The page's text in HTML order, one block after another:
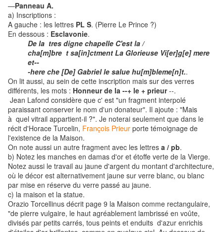
—Panneau A.
a) Inscriptions :
A gauche : les lettres PL S. (Pierre Le Prince ?)
En dessous : Esclavonie.
De la tres digne chapelle C'est la /
cha[m]bre t sa[in]ctment La Glorieuse Vi[er]g[e] mere
et--
-here che [De] Gabriel le salue hu[m]bleme[n]t..
On lit aussi, au sein de cette inscription mais sur des verres
différents, les mots : Honneur de la --+ le + prieur--.
Jean Lafond considère que c' est "un fragment interpolé
paraissant conserver le nom d'un donateur". Il ajoute : "Mais
à quel vitrail appartient-il ?". Je noterai seulement que dans le
récit d'Horace Turcelin, François Prieur porte témoignage de
l'existence de la Maison.
On note aussi un autre fragment avec les lettres a / pb.
b) Notez les manches en damas d'or et étoffe verte de la Vierge.
Notez aussi le travail au jaune d'argent du montant d'architecture,
où le décor est alternativement jaune sur verre blanc, ou blanc
par mise en réserve du verre passé au jaune.
c) la maison et la statue.
Orazio Torcellinus décrit page 9 la Maison comme rectangulaire,
"de pierre vulgaire, le haut agréablement lambrissé en voûte,
divisés par petits carrés, tous peints et enduits d'azur enrichis